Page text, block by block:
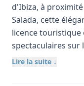
d'Ibiza, à
Salada, cette
licence touristique
spectaculaires sur
depuis presque
Lire la suite ↓